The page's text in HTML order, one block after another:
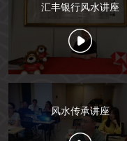
汇丰银行风水讲座
风水传承讲座